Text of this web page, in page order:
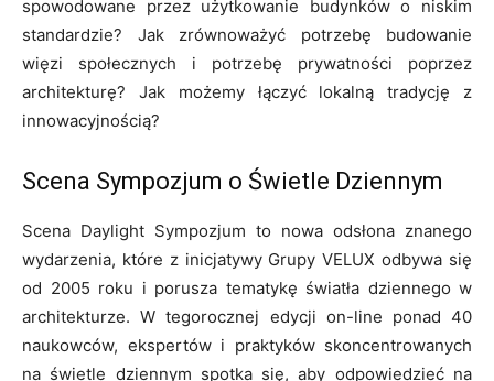
spowodowane przez użytkowanie budynków o niskim
standardzie? Jak zrównoważyć potrzebę budowanie
więzi społecznych i potrzebę prywatności poprzez
architekturę? Jak możemy łączyć lokalną tradycję z
innowacyjnością?
Scena Sympozjum o Świetle Dziennym
Scena Daylight Sympozjum to nowa odsłona znanego
wydarzenia, które z inicjatywy Grupy VELUX odbywa się
od 2005 roku i porusza tematykę światła dziennego w
architekturze. W tegorocznej edycji on-line ponad 40
naukowców, ekspertów i praktyków skoncentrowanych
na świetle dziennym spotka się, aby odpowiedzieć na